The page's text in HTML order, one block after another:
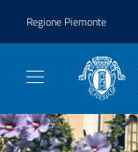
Regione Piemonte